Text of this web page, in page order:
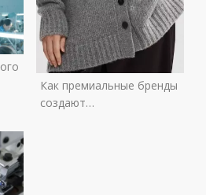
Как премиальные бренды
создают